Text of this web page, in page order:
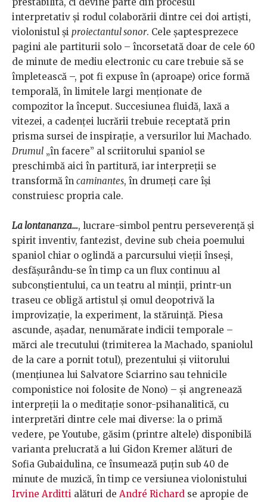
interpretativ și rodul colaborării dintre cei doi artiști,
violonistul și proiectantul sonor. Cele șaptesprezece
pagini ale partiturii solo – încorsetată doar de cele 60
de minute de mediu electronic cu care trebuie să se
împletească –, pot fi expuse în (aproape) orice formă
temporală, în limitele largi menționate de
compozitor la început. Succesiunea fluidă, laxă a
vitezei, a cadenței lucrării trebuie receptată prin
prisma sursei de inspirație, a versurilor lui Machado.
Drumul „în facere” al scriitorului spaniol se
preschimbă aici în partitură, iar interpreții se
transformă în caminantes, în drumeți care își
construiesc propria cale.
La lontananza…, lucrare-simbol pentru perseverență și
spirit inventiv, fantezist, devine sub cheia poemului
spaniol chiar o oglindă a parcursului vieții înseși,
desfășurându-se în timp ca un flux continuu al
subconștientului, ca un teatru al minții, printr-un
traseu ce obligă artistul și omul deopotrivă la
improvizație, la experiment, la stăruință. Piesa
ascunde, așadar, nenumărate indicii temporale –
mărci ale trecutului (trimiterea la Machado, spaniolul
de la care a pornit totul), prezentului și viitorului
(mențiunea lui Salvatore Sciarrino sau tehnicile
componistice noi folosite de Nono) – și angrenează
interpreții la o meditație sonor-psihanalitică, cu
interpretări dintre cele mai diverse: la o primă
vedere, pe Youtube, găsim (printre altele) disponibilă
varianta prelucrată a lui Gidon Kremer alături de
Sofia Gubaidulina, ce însumează puțin sub 40 de
minute de muzică, în timp ce versiunea violonistului
Irvine Arditti alături de André Richard se apropie de